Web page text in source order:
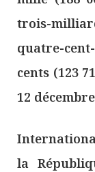
trois-
quatre-
cents (123
12
la